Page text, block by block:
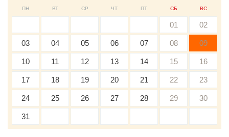
ПН ВТ СР ЧТ ПТ СБ ВС
01 02
03 04 05 06 07 08 09
10 11 12 13 14 15 16
17 18 19 20 21 22 23
24 25 26 27 28 29 30
31